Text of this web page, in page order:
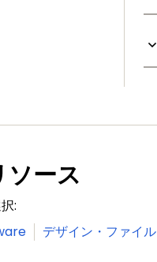
ソース
:
デザイン・ファイル